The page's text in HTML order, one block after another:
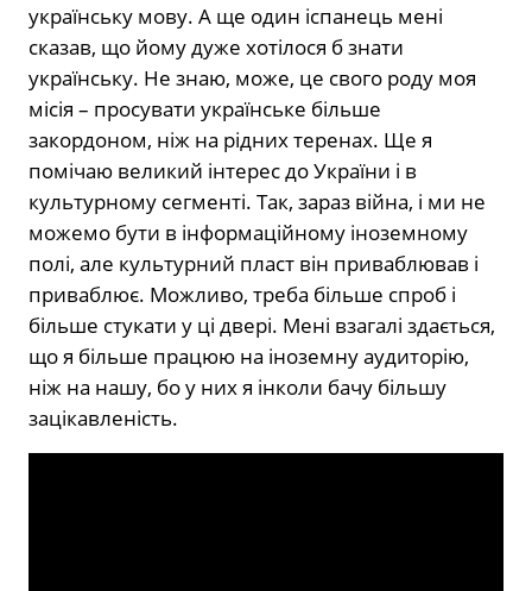
українську мову. А ще один іспанець мені
сказав, що йому дуже хотілося б знати
українську. Не знаю, може, це свого роду моя
місія – просувати українське більше
закордоном, ніж на рідних теренах. Ще я
помічаю великий інтерес до України і в
культурному сегменті. Так, зараз війна, і ми не
можемо бути в інформаційному іноземному
полі, але культурний пласт він приваблював і
приваблює. Можливо, треба більше спроб і
більше стукати у ці двері. Мені взагалі здається,
що я більше працюю на іноземну аудиторію,
ніж на нашу, бо у них я інколи бачу більшу
зацікавленість.